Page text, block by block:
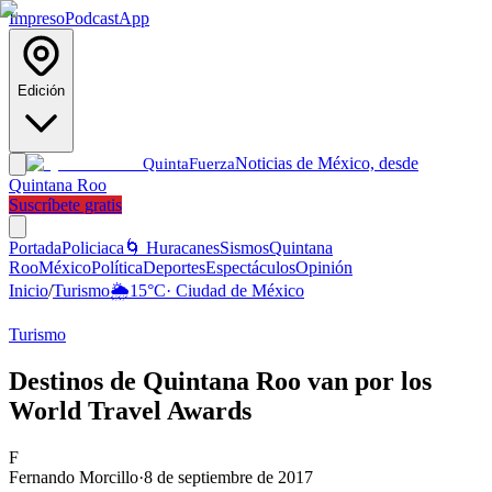
ImpresoPodcastApp
Edición
QuintaFuerzaNoticias de México, desde
Quintana Roo
Suscríbete gratis
PortadaPoliciaca 🌀 HuracanesSismosQuintana
RooMéxicoPolíticaDeportesEspectáculosOpinión
Inicio/Turismo🌦️15°C· Ciudad de México
Turismo
Destinos de Quintana Roo van por los
World Travel Awards
F
Fernando Morcillo·8 de septiembre de 2017